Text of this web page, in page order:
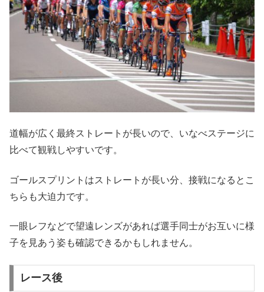
道幅が広く最終ストレートが長いので、いなべステージに
比べて観戦しやすいです。
ゴールスプリントはストレートが長い分、接戦になるとこ
ちらも大迫力です。
一眼レフなどで望遠レンズがあれば選手同士がお互いに様
子を見あう姿も確認できるかもしれません。
レース後